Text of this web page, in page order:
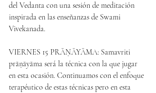
del Vedanta con una sesión de meditación
inspirada en las enseñanzas de Swami
Vivekanada.
VIERNES 15 PRĀṆĀYĀMA: Samavriti
prāṇāyāma será la técnica con la que jugar
en esta ocasión. Continuamos con el enfoque
terapéutico de estas técnicas pero en esta